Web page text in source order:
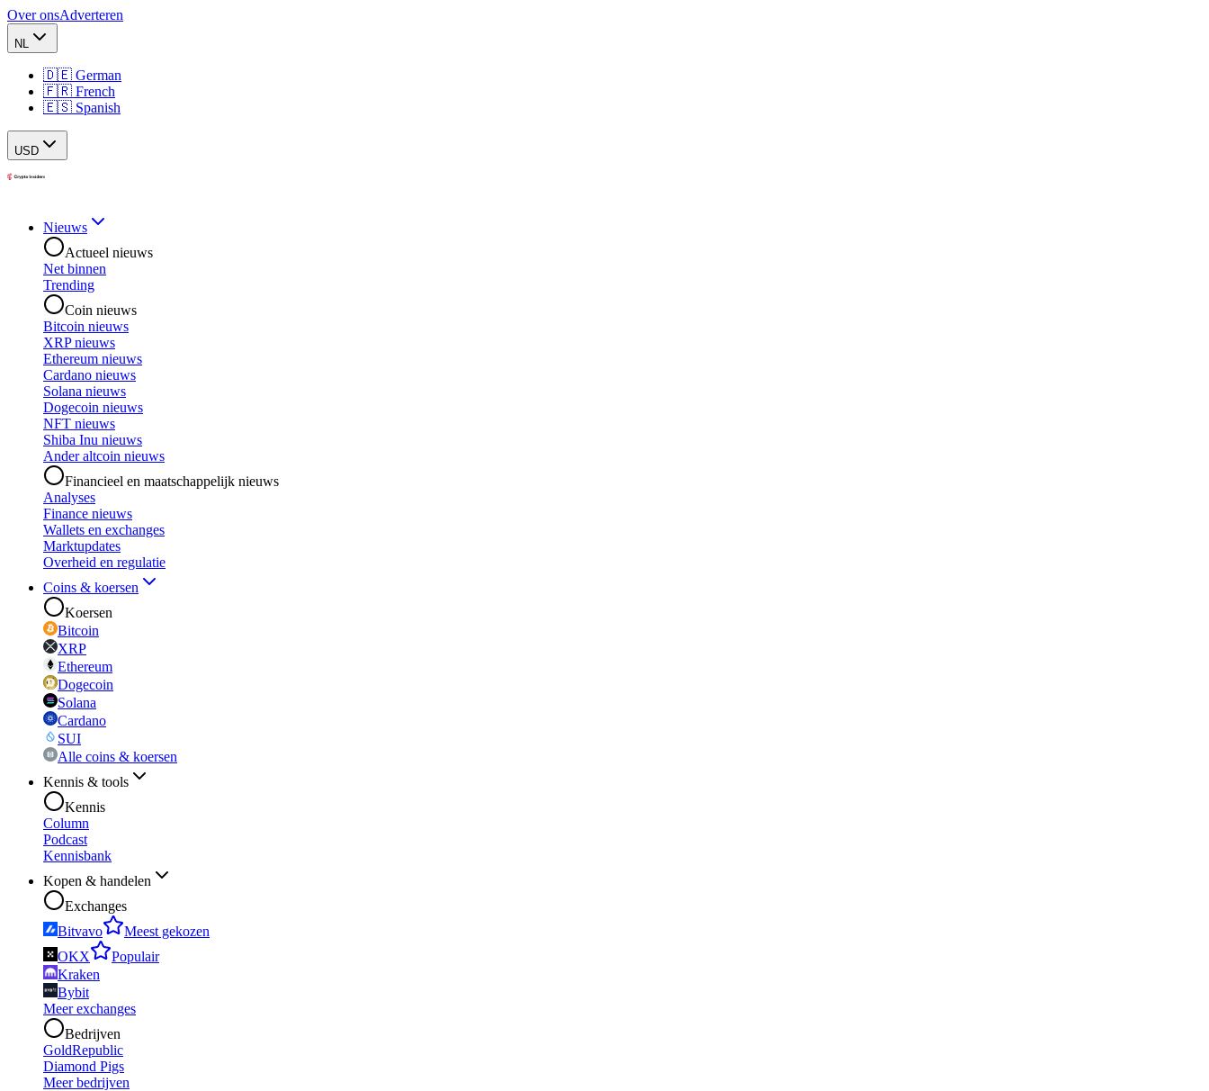
Over onsAdverteren
NL
🇩🇪 German
🇫🇷 French
🇪🇸 Spanish
USD
Nieuws
Actueel nieuws
Net binnen
Trending
Coin nieuws
Bitcoin nieuws
XRP nieuws
Ethereum nieuws
Cardano nieuws
Solana nieuws
Dogecoin nieuws
NFT nieuws
Shiba Inu nieuws
Ander altcoin nieuws
Financieel en maatschappelijk nieuws
Analyses
Finance nieuws
Wallets en exchanges
Marktupdates
Overheid en regulatie
Coins & koersen
Koersen
Bitcoin
XRP
Ethereum
Dogecoin
Solana
Cardano
SUI
Alle coins & koersen
Kennis & tools
Kennis
Column
Podcast
Kennisbank
Kopen & handelen
Exchanges
Bitvavo
Meest gekozen
OKX
Populair
Kraken
Bybit
Meer exchanges
Bedrijven
GoldRepublic
Diamond Pigs
Meer bedrijven